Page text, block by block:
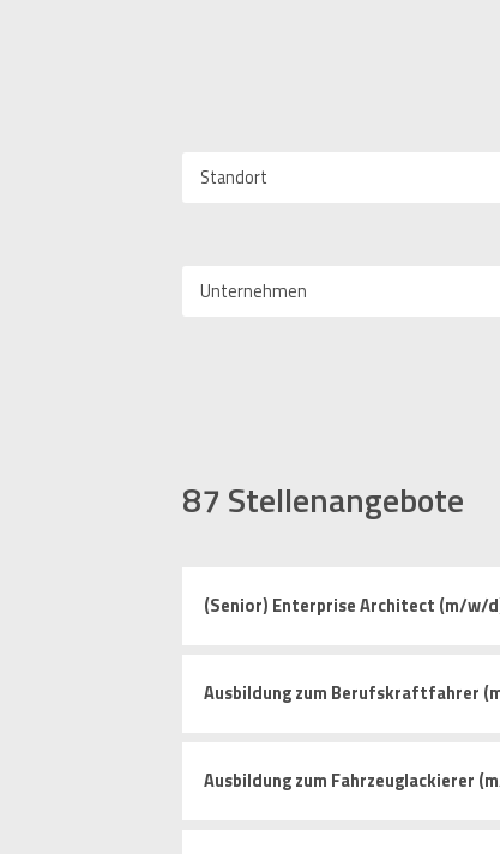
Standort
Unternehmen
87 Stellenangebote
(Senior) Enterprise Architect (m/w/
Ausbildung zum Berufskraftfahrer
Ausbildung zum Fahrzeuglackierer